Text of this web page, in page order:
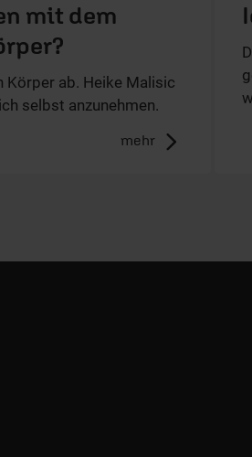
mit dem
Körper ab. Heike Malisic
selbst anzunehmen.
mehr